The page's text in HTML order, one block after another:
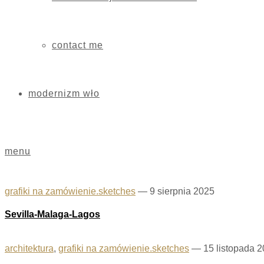
contact me
modernizm wło
menu
grafiki na zamówienie.sketches — 9 sierpnia 2025
Sevilla-Malaga-Lagos
architektura, grafiki na zamówienie.sketches — 15 listopada